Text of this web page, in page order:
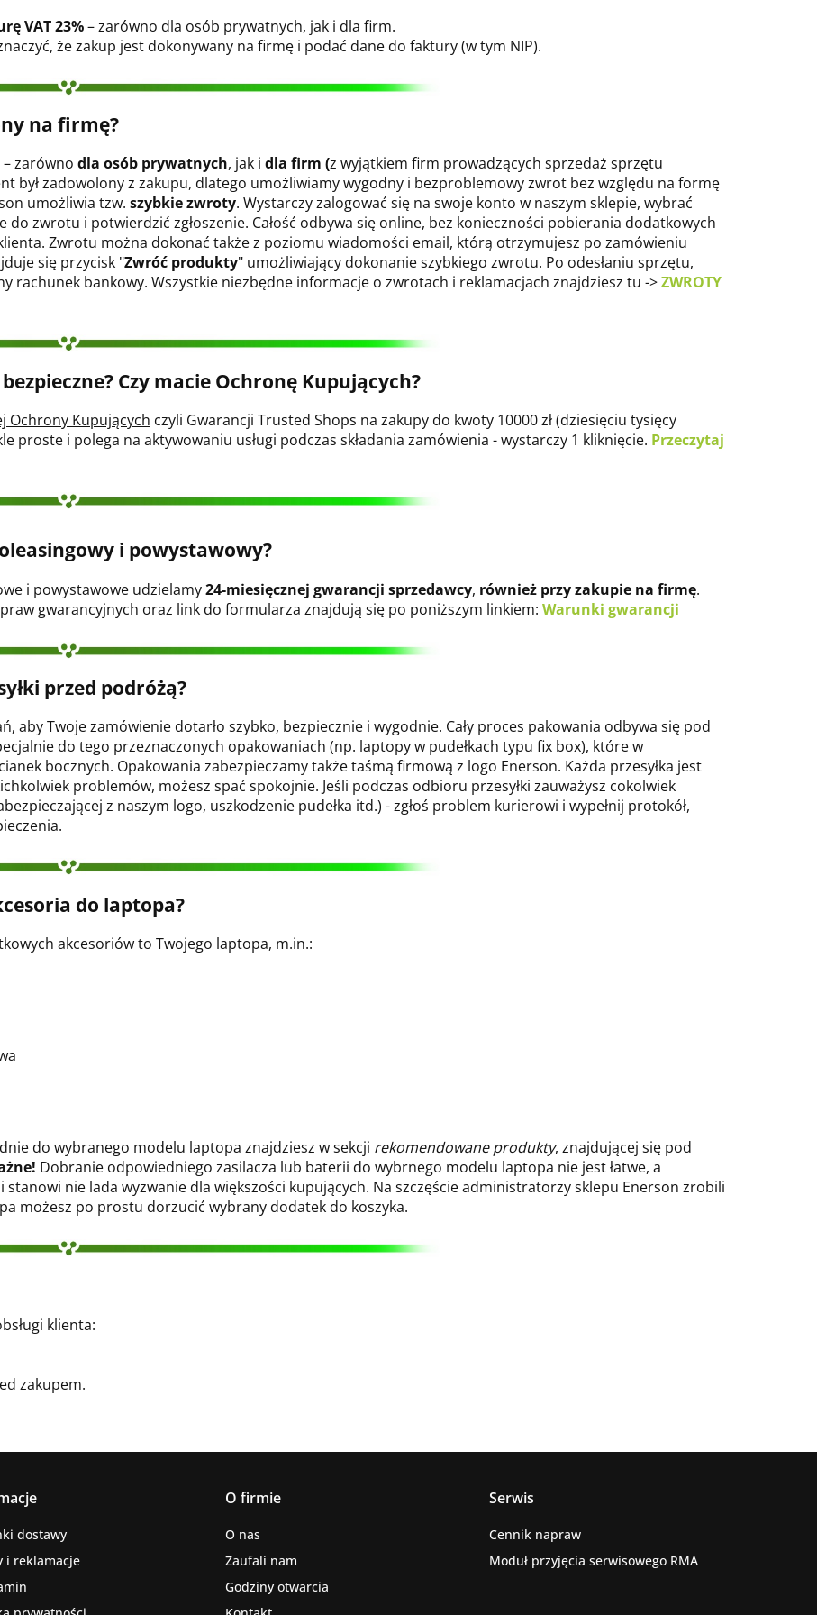
VAT 23%– zarówno dla osób prywatnych, jak i dla firm.
że zakup jest dokonywany na firmę i podać dane do faktury (w tym NIP).
na firmę?
– zarówno dla osób prywatnych, jak i dla firm (z wyjątkiem firm prowadzących sprzedaż sprzętu
był zadowolony z zakupu, dlatego umożliwiamy wygodny i bezproblemowy zwrot bez względu na formę
umożliwia tzw. szybkie zwroty. Wystarczy zalogować się na swoje konto w naszym sklepie, wybrać
zwrotu i potwierdzić zgłoszenie. Całość odbywa się online, bez konieczności pobierania dodatkowych
Zwrotu można dokonać także z poziomu wiadomości email, którą otrzymujesz po zamówieniu
się przycisk "Zwróć produkty" umożliwiający dokonanie szybkiego zwrotu. Po odesłaniu sprzętu,
rachunek bankowy. Wszystkie niezbędne informacje o zwrotach i reklamacjach znajdziesz tu ->ZWROTY
Czy macie Ochronę Kupujących?
Ochrony Kupujących czyli Gwarancji Trusted Shops na zakupy do kwoty 10000 zł (dziesięciu tysięcy
proste i polega na aktywowaniu usługi podczas składania zamówienia - wystarczy 1 kliknięcie. Przeczytaj
i powystawowy?
i powystawowe udzielamy24-miesięcznej gwarancji sprzedawcy, również przy zakupie na firmę.
gwarancyjnych oraz link do formularza znajdują się po poniższym linkiem: Warunki gwarancji
przed podróżą?
aby Twoje zamówienie dotarło szybko, bezpiecznie i wygodnie. Cały proces pakowania odbywa się pod
do tego przeznaczonych opakowaniach (np. laptopy w pudełkach typu fix box), które w
bocznych. Opakowania zabezpieczamy także taśmą firmową z logo Enerson. Każda przesyłka jest
problemów, możesz spać spokojnie. Jeśli podczas odbioru przesyłki zauważysz cokolwiek
z naszym logo, uszkodzenie pudełka itd.) - zgłoś problem kurierowi i wypełnij protokół,
do laptopa?
akcesoriów to Twojego laptopa, m.in.:
do wybranego modelu laptopa znajdziesz w sekcji rekomendowane produkty, znajdującej się pod
Dobranie odpowiedniego zasilacza lub baterii do wybrnego modelu laptopa nie jest łatwe, a
nie lada wyzwanie dla większości kupujących. Na szczęście administratorzy sklepu Enerson zrobili
możesz po prostu dorzucić wybrany dodatek do koszyka.
klienta:
zakupem.
dostawy
i reklamacje
O firmie
O nas
Zaufali nam
Godziny otwarcia
Serwis
Cennik napraw
Moduł przyjęcia serwisowego RMA